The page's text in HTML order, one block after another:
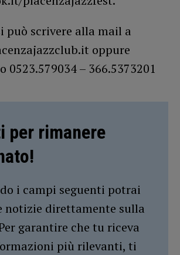
può scrivere alla mail a
oppure
0523.579034 – 366.5373201
per rimanere
i campi seguenti potrai
notizie direttamente sulla
garantire che tu riceva
più rilevanti, ti